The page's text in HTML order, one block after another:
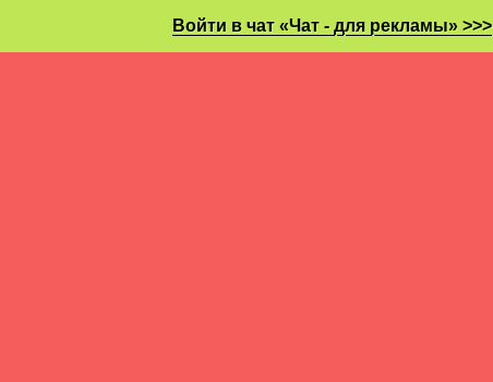
Войти в чат «Чат - для рекламы» >>>